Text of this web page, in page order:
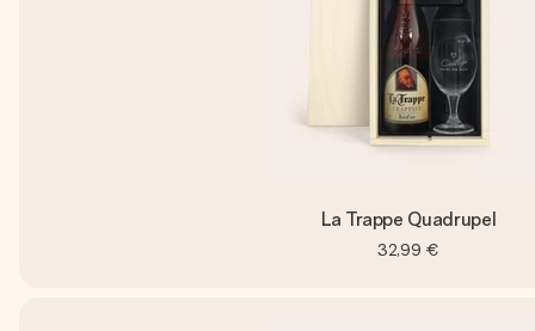
La Trappe Quadrupel
32,99 €